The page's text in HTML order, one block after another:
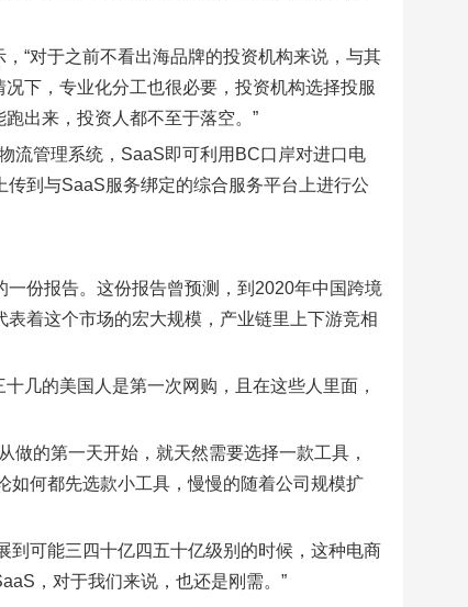
“对于之前不看出海品牌的投资机构来说，与其
下，专业化分工也很必要，投资机构选择投服
出来，投资人都不至于落空。”
流管理系统，SaaS即可利用BC口岸对进口电
到与SaaS服务绑定的综合服务平台上进行公
份报告。这份报告曾预测，到2020年中国跨境
着这个市场的宏大规模，产业链里上下游竞相
几的美国人是第一次网购，且在这些人里面，
的第一天开始，就天然需要选择一款工具，
如何都先选款小工具，慢慢的随着公司规模扩
到可能三四十亿四五十亿级别的时候，这种电商
，对于我们来说，也还是刚需。”